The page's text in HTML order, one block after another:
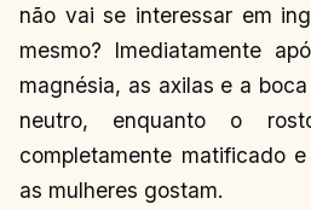
não vai se interessar em
mesmo? Imediatamente
magnésia, as axilas e a
neutro, enquanto o
completamente matificado
as mulheres gostam.